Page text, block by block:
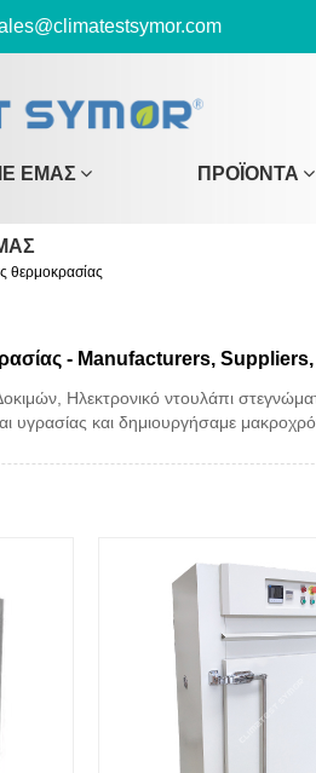
ΕΜΆΣ ΠΡΟΪΌΝΤΑ
θερμοκρασίας
- Manufacturers,
Ηλεκτρονικό ντουλάπι
υγρασίας και δημιουργήσαμε